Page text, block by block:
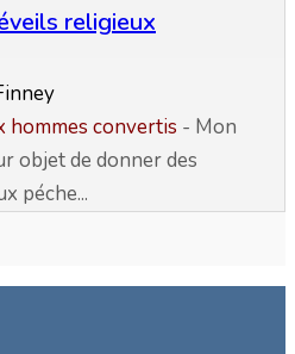
religieux
hommes convertis - Mon
objet de donner des
péche...